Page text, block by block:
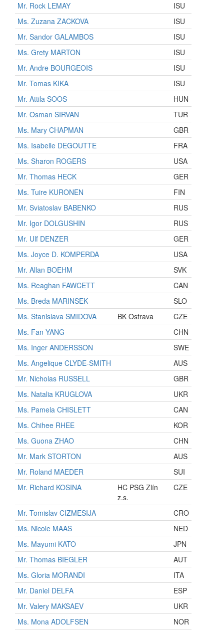
Mr. Rock LEMAY
ISU
Ms. Zuzana ZACKOVA
ISU
Mr. Sandor GALAMBOS
ISU
Ms. Grety MARTON
ISU
Mr. Andre BOURGEOIS
ISU
Mr. Tomas KIKA
ISU
Mr. Attila SOOS
HUN
Mr. Osman SIRVAN
TUR
Ms. Mary CHAPMAN
GBR
Ms. Isabelle DEGOUTTE
FRA
Ms. Sharon ROGERS
USA
Mr. Thomas HECK
GER
Ms. Tuire KURONEN
FIN
Mr. Sviatoslav BABENKO
RUS
Mr. Igor DOLGUSHIN
RUS
Mr. Ulf DENZER
GER
Ms. Joyce D. KOMPERDA
USA
Mr. Allan BOEHM
SVK
Ms. Reaghan FAWCETT
CAN
Ms. Breda MARINSEK
SLO
Ms. Stanislava SMIDOVA
BK Ostrava
CZE
Ms. Fan YANG
CHN
Ms. Inger ANDERSSON
SWE
Ms. Angelique CLYDE-SMITH
AUS
Mr. Nicholas RUSSELL
GBR
Ms. Natalia KRUGLOVA
UKR
Ms. Pamela CHISLETT
CAN
Ms. Chihee RHEE
KOR
Ms. Guona ZHAO
CHN
Mr. Mark STORTON
AUS
Mr. Roland MAEDER
SUI
Mr. Richard KOSINA
HC PSG Zlín
z.s.
CZE
Mr. Tomislav CIZMESIJA
CRO
Ms. Nicole MAAS
NED
Ms. Mayumi KATO
JPN
Mr. Thomas BIEGLER
AUT
Ms. Gloria MORANDI
ITA
Mr. Daniel DELFA
ESP
Mr. Valery MAKSAEV
UKR
Ms. Mona ADOLFSEN
NOR